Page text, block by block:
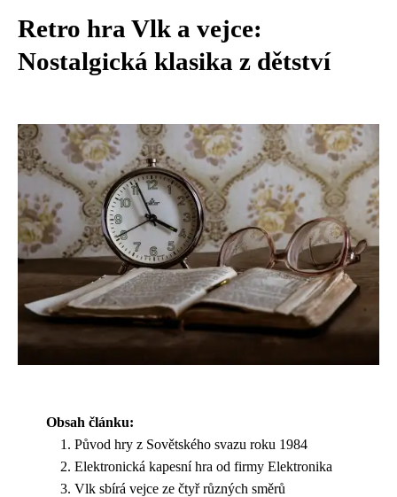
Retro hra Vlk a vejce:
Nostalgická klasika z dětství
Obsah článku:
Původ hry z Sovětského svazu roku 1984
Elektronická kapesní hra od firmy Elektronika
Vlk sbírá vejce ze čtyř různých směrů